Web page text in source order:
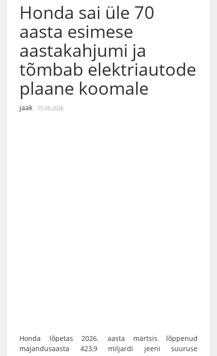
Honda sai üle 70
aasta esimese
aastakahjumi ja
tõmbab elektriautode
plaane koomale
jaak 15.05.2026
Honda lõpetas 2026. aasta märtsis lõppenud
majandusaasta 423,9 miljardi jeeni suuruse